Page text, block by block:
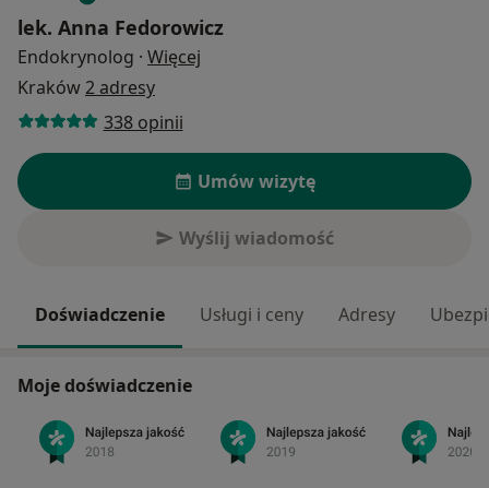
lek. Anna Fedorowicz
Endokrynolog · Więcej
Kraków2 adresy
338 opinii
Umów wizytę
Wyślij wiadomość
Doświadczenie Usługi i ceny Adresy
Moje doświadczenie